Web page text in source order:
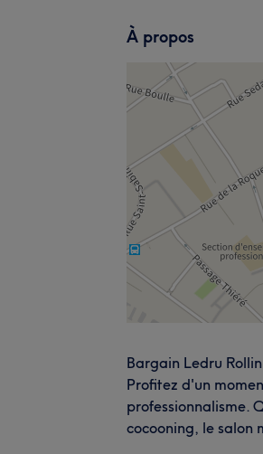
À propos
Bargain Ledru
Profitez d'un
professionnalisme.
cocooning, le salon